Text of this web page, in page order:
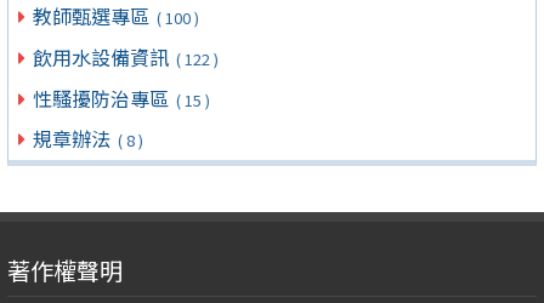
教師甄選專區 ( 100 )
飲用水設備資訊 ( 122 )
性騷擾防治專區 ( 15 )
規章辦法 ( 8 )
著作權聲明